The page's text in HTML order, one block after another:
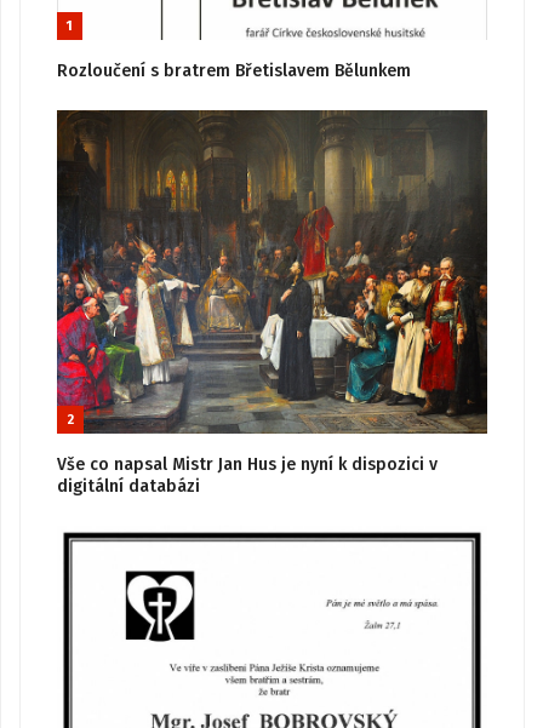
1
Rozloučení s bratrem Břetislavem Bělunkem
2
Vše co napsal Mistr Jan Hus je nyní k dispozici v
digitální databázi